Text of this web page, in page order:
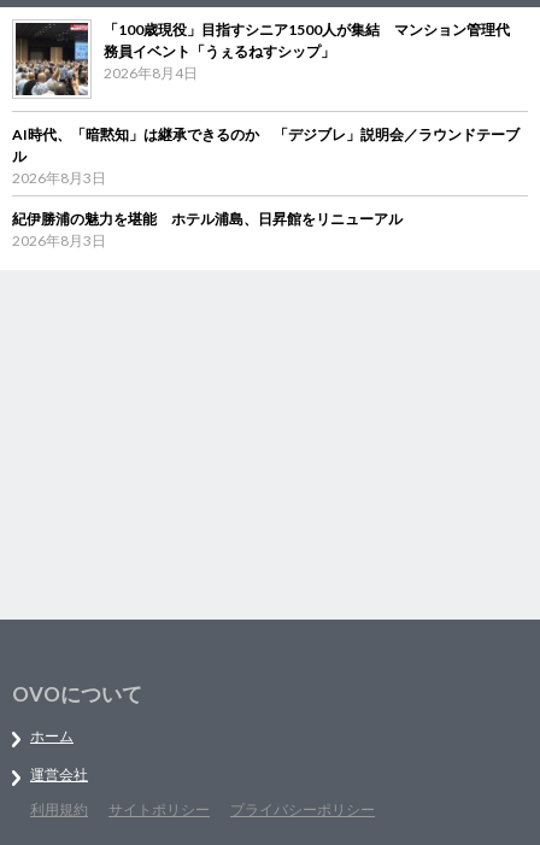
「100歳現役」目指すシニア1500人が集結 マンション管理代
務員イベント「うぇるねすシップ」
2026年8月4日
AI時代、「暗黙知」は継承できるのか 「デジブレ」説明会／ラウンドテーブ
ル
2026年8月3日
紀伊勝浦の魅力を堪能 ホテル浦島、日昇館をリニューアル
2026年8月3日
OVOについて
ホーム
運営会社
利用規約
サイトポリシー プライバシーポリシー